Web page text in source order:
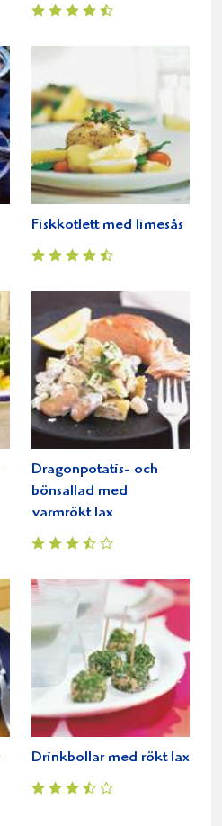
Fiskkotlett med limesås
Dragonpotatis- och
bönsallad med
varmrökt lax
Drinkbollar med rökt lax